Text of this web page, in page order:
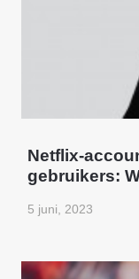
Netflix-
gebruikers:
5 juni, 2023